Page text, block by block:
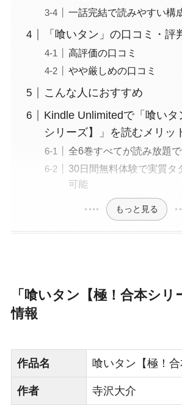
一話完結で読みやすい構
「喰いタン」の口コミ・評
高評価の口コミ
やや厳しめの口コミ
こんな人におすすめ
Kindle Unlimitedで「喰いタ
シリーズ】」を読むメリッ
全6巻すべてが読み放題
30日間無料体験で実質タ
可能
もっと見る
「喰いタン【極！合本シリ
情報
作品名 喰いタン【極！合
作者 寺沢大介